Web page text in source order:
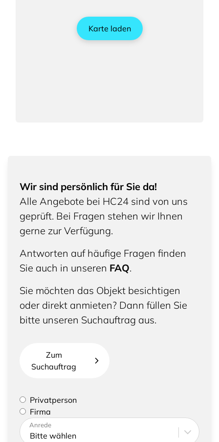
Karte laden
Wir sind persönlich für Sie da!
Alle Angebote bei HC24 sind von uns
geprüft. Bei Fragen stehen wir Ihnen
gerne zur Verfügung.
Antworten auf häufige Fragen finden
Sie auch in unseren FAQ.
Sie möchten das Objekt besichtigen
oder direkt anmieten? Dann füllen Sie
bitte unseren Suchauftrag aus.
Zum
Suchauftrag
Bitte geben Sie an, ob Sie eine Privatperson sind
oder eine Firma vertreten
Privatperson
Firma
Bitte tragen Sie Ihre Adresse sowie
Kontaktdaten ein
Anrede